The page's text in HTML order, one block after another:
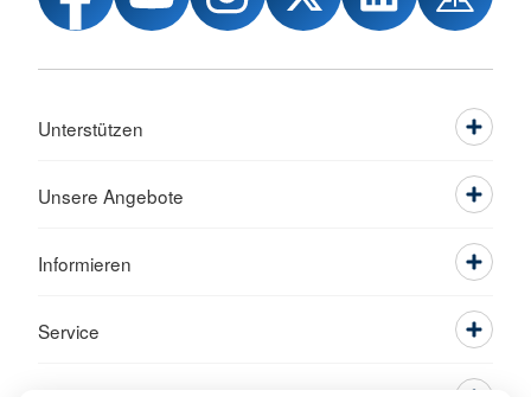
Unterstützen
Unsere Angebote
Informieren
Service